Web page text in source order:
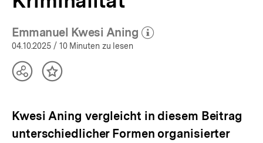
Emmanuel Kwesi Aning
(Mehr zum Autor)
04.10.2025 / 10 Minuten zu lesen
TeilenInhalt
Kwesi Aning vergleicht in diesem Beitrag
unterschiedlicher Formen organisierter